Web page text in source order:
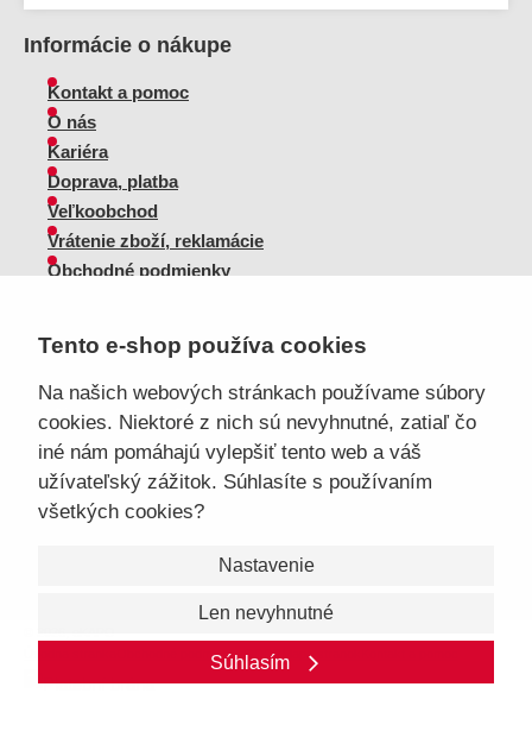
Tento e-shop používa cookies
Na našich webových stránkach používame súbory
cookies. Niektoré z nich sú nevyhnutné, zatiaľ čo
iné nám pomáhajú vylepšiť tento web a váš
užívateľský zážitok. Súhlasíte s používaním
všetkých cookies?
Nastavenie
Len nevyhnutné
Súhlasím
Informácie o nákupe
Kontakt a pomoc
O nás
Kariéra
Doprava, platba
Veľkoobchod
Vrátenie zboží, reklamácie
Obchodné podmienky
Staňte sa našim fanúšikom
Sme dôveryhodný obchod
Obchodné podmienky GDPR Mapa stránok